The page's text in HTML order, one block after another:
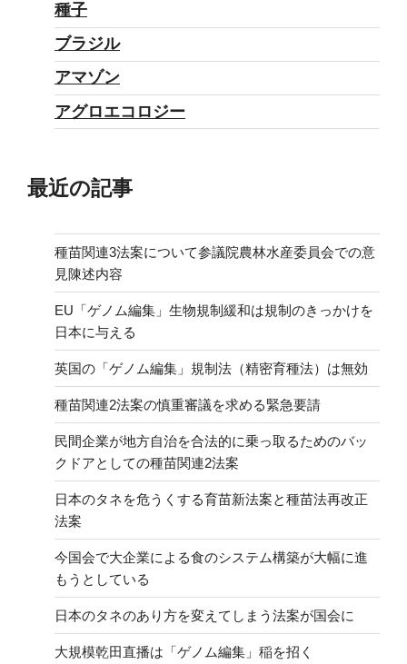
種子
ブラジル
アマゾン
アグロエコロジー
最近の記事
種苗関連3法案について参議院農林水産委員会での意
見陳述内容
EU「ゲノム編集」生物規制緩和は規制のきっかけを
日本に与える
英国の「ゲノム編集」規制法（精密育種法）は無効
種苗関連2法案の慎重審議を求める緊急要請
民間企業が地方自治を合法的に乗っ取るためのバッ
クドアとしての種苗関連2法案
日本のタネを危うくする育苗新法案と種苗法再改正
法案
今国会で大企業による食のシステム構築が大幅に進
もうとしている
日本のタネのあり方を変えてしまう法案が国会に
大規模乾田直播は「ゲノム編集」稲を招く